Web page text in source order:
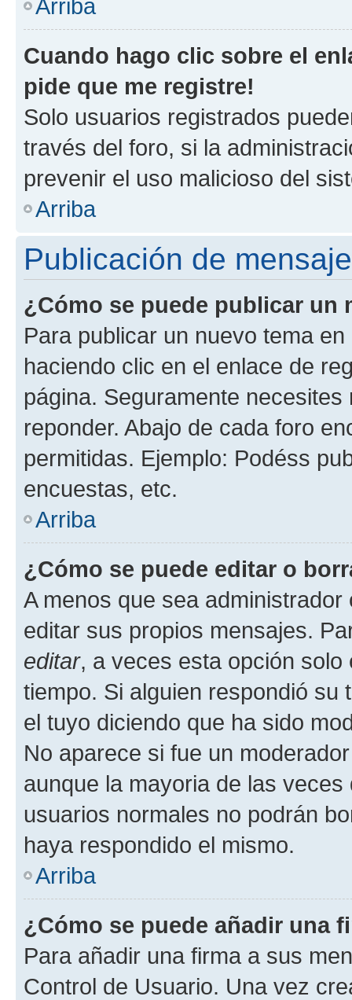
Arriba
Cuando hago clic sobre el
pide que me registre!
Solo usuarios registrados
través del foro, si la
prevenir el uso malicioso del
Arriba
Publicación de
¿Cómo se puede publicar un
Para publicar un nuevo tema
haciendo clic en el enlace de
página. Seguramente
reponder. Abajo de cada foro
permitidas. Ejemplo: Podéss
encuestas, etc.
Arriba
¿Cómo se puede editar o
A menos que sea
editar sus propios mensajes.
editar, a veces esta opción
tiempo. Si alguien respondió
el tuyo diciendo que ha sido
No aparece si fue un
aunque la mayoria de las
usuarios normales no podrán
haya respondido el mismo.
Arriba
¿Cómo se puede añadir una
Para añadir una firma a sus
Control de Usuario. Una vez